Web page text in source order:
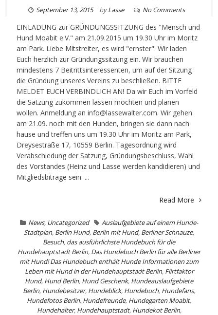
September 13, 2015 byLasse No Comments
EINLADUNG zur GRÜNDUNGSSITZUNG des "Mensch und
Hund Moabit e.V." am 21.09.2015 um 19.30 Uhr im Moritz
am Park. Liebe Mitstreiter, es wird "ernster". Wir laden
Euch herzlich zur Gründungssitzung ein. Wir brauchen
mindestens 7 Beitrittsinteressenten, um auf der Sitzung
die Gründung unseres Vereins zu beschließen. BITTE
MELDET EUCH VERBINDLICH AN! Da wir Euch im Vorfeld
die Satzung zukommen lassen möchten und planen
wollen. Anmeldung an info@lassewalter.com. Wir gehen
am 21.09. noch mit den Hunden, bringen sie dann nach
hause und treffen uns um 19.30 Uhr im Moritz am Park,
Dreysestraße 17, 10559 Berlin. Tagesordnung wird
Verabschiedung der Satzung, Gründungsbeschluss, Wahl
des Vorstandes (Heinz und Lasse werden kandidieren) und
Mitgliedsbiträge sein. ...
Read More
News, Uncategorized
Auslaufgebiete auf einem Hunde-
Stadtplan, Berlin Hund, Berlin mit Hund, Berliner Schnauze,
Besuch, das ausführlichste Hundebuch für die
Hundehauptstadt Berlin, Das Hundebuch Berlin für alle Berliner
mit Hund! Das Hundebuch enthält Hunde Informationen zum
Leben mit Hund in der Hundehauptstadt Berlin, Flirtfaktor
Hund, Hund Berlin, Hund Geschenk, Hundeauslaufgebiete
Berlin, Hundebesitzer, Hundeblick, Hundebuch, Hundefans,
Hundefotos Berlin, Hundefreunde, Hundegarten Moabit,
Hundehalter, Hundehauptstadt, Hundekot Berlin,